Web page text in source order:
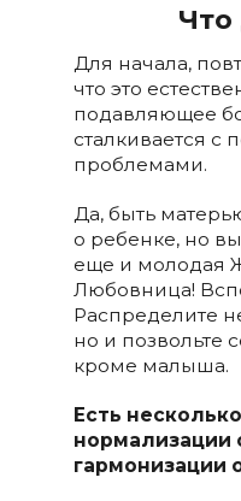
Что
Для начала,
что это
подавляющее
сталкивается с
проблемами.
Да, быть
о ребенке, но
еще и молодая
Любовница!
Распределите
но и позвольте
кроме малыша.
Есть
нормализации
гармонизации